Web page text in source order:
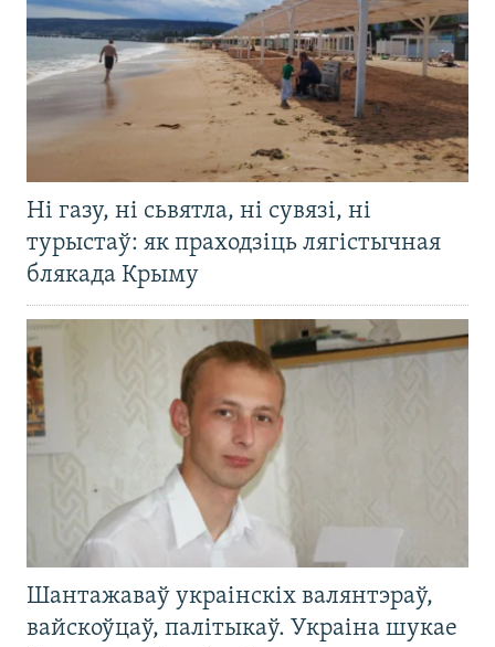
Ні газу, ні сьвятла, ні сувязі, ні
турыстаў: як праходзіць лягістычная
блякада Крыму
Шантажаваў украінскіх валянтэраў,
вайскоўцаў, палітыкаў. Украіна шукае